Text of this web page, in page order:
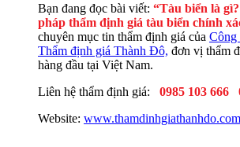
Bạn đang đọc bài viết: “Tàu biển là
pháp thẩm định giá tàu biển chính
chuyên mục tin thẩm định giá của Công
Thẩm định giá Thành Đô, đơn vị thẩm
hàng đầu tại Việt Nam.
Liên hệ thẩm định giá:
0985 103 666
Website: www.thamdinhgiathanhdo.com